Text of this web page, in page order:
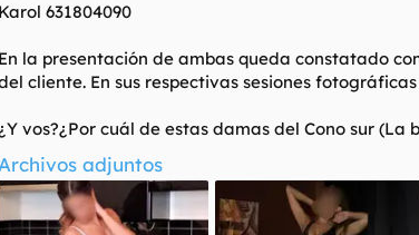
Karol 631804090
En la presentación de ambas queda constatado
cliente. En sus respectivas sesiones
vos?¿Por cuál de estas damas del Cono sur
Archivos adjuntos